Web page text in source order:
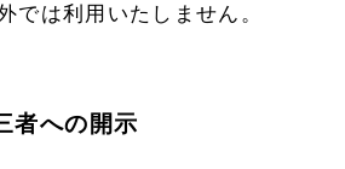
では利用いたしません。
者への開示